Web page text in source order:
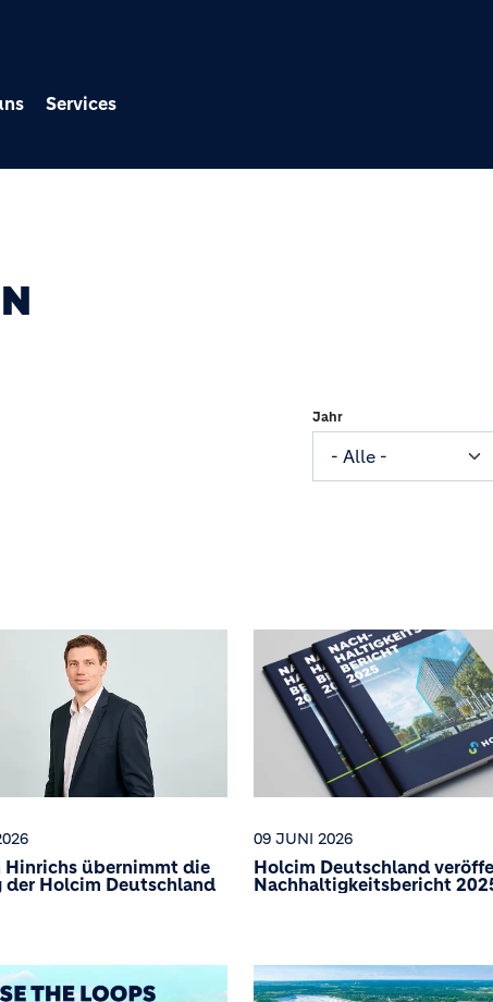
Services
Jahr
Hinrichs übernimmt die
der Holcim Deutschland
09 JUNI 2026
Holcim Deutschland
Nachhaltigkeitsbericht